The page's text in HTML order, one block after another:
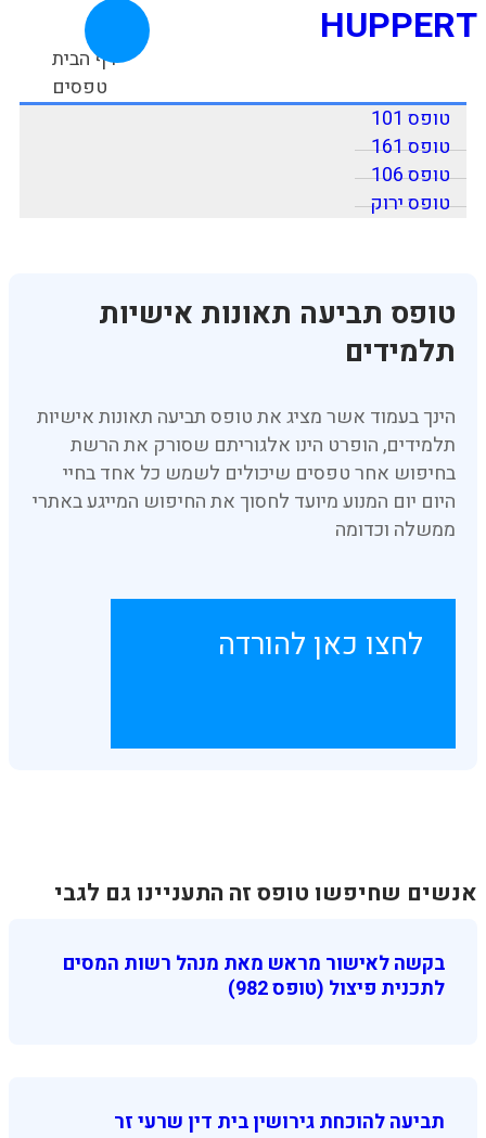
HUPPERT
דף הבית
טפסים
טופס 101
טופס 161
טופס 106
טופס ירוק
טופס תביעה תאונות אישיות
תלמידים
הינך בעמוד אשר מציג את טופס תביעה תאונות אישיות
תלמידים, הופרט הינו אלגוריתם שסורק את הרשת
בחיפוש אחר טפסים שיכולים לשמש כל אחד בחיי
היום יום המנוע מיועד לחסוך את החיפוש המייגע באתרי
ממשלה וכדומה
לחצו כאן להורדה
אנשים שחיפשו טופס זה התעניינו גם לגבי
בקשה לאישור מראש מאת מנהל רשות המסים
לתכנית פיצול (טופס 982)
תביעה להוכחת גירושין בית דין שרעי זר